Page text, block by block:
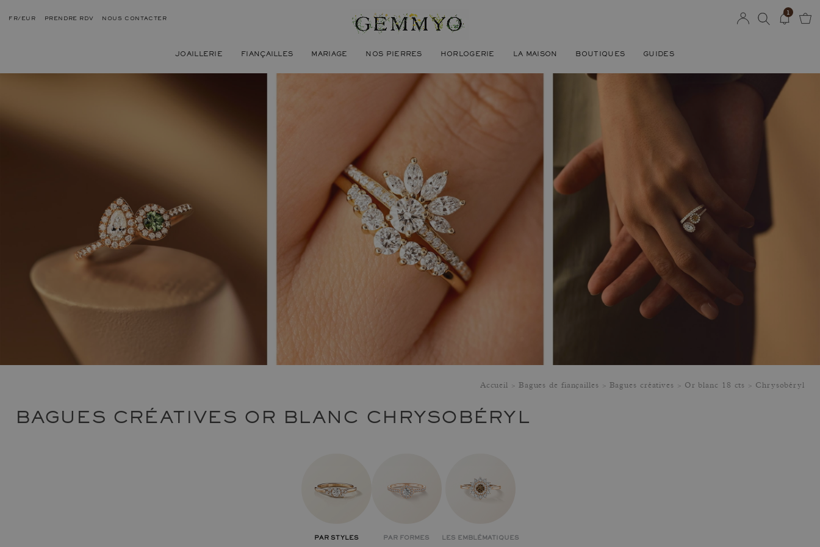
FR/EUR PRENDRE RDV NOUS CONTACTER
JOAILLERIE FIANÇAILLES MARIAGE NOS PIERRES HORLOGERIE LA MAISON BOUTIQUES GUIDES
1
Accueil Bagues de fiançailles Bagues créatives Or blanc 18 cts Chrysobéryl
BAGUES CRÉATIVES OR BLANC CHRYSOBÉRYL
PAR STYLES PAR FORMES LES EMBLÉMATIQUES